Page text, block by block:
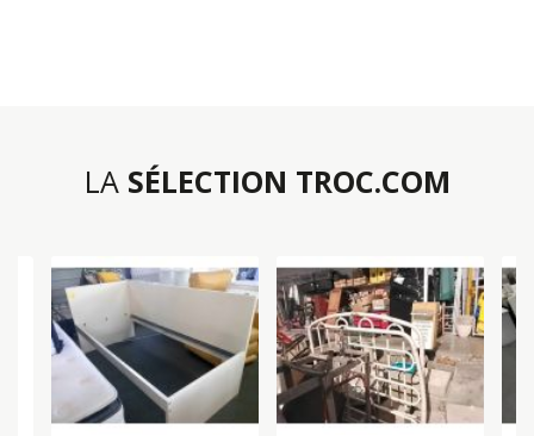
LA SÉLECTION TROC.COM